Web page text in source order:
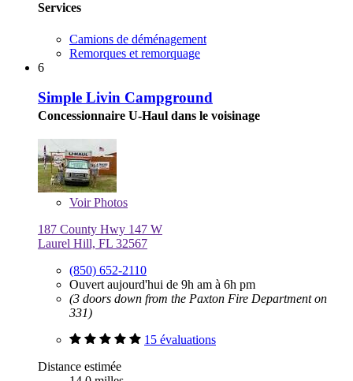
Services
Camions de déménagement
Remorques et remorquage
6
Simple Livin Campground
Concessionnaire U-Haul dans le voisinage
VoirPhotos
187 County Hwy 147 W
Laurel Hill, FL 32567
(850) 652-2110
Ouvert aujourd'hui de 9h am à 6h pm
(3 doors down from the Paxton Fire Department on
331)
15 évaluations
Distance estimée